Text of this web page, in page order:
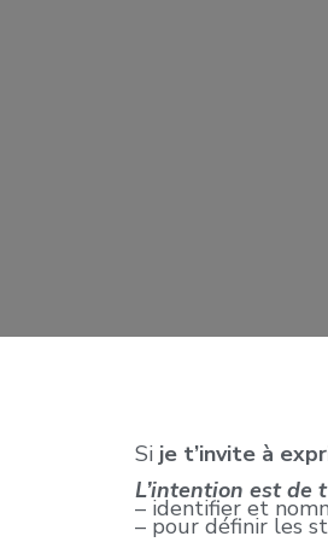
Si je t’invite à
L’intention est de
– identifier et
– pour définir les